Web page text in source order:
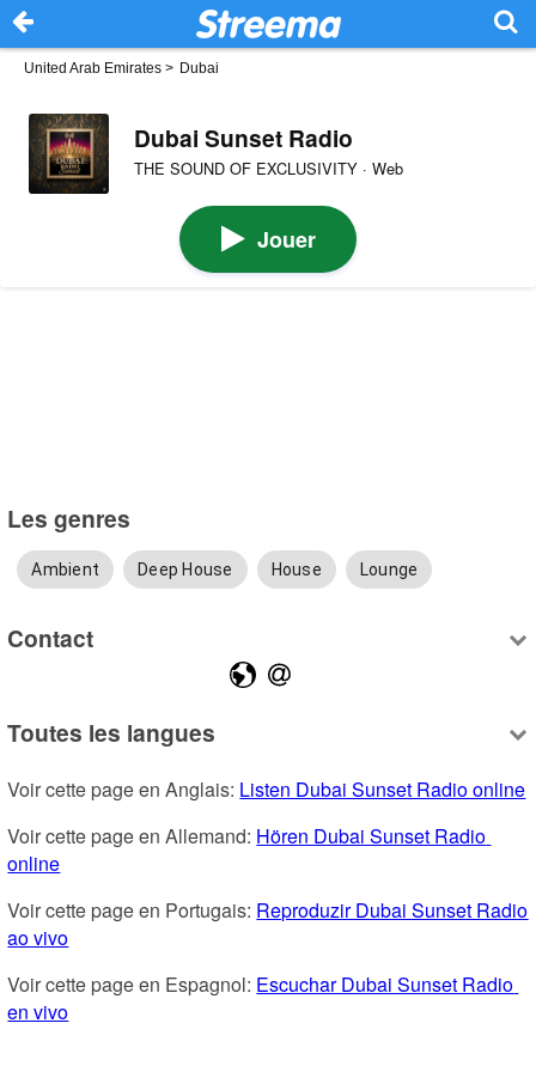
United Arab Emirates > Dubai
Dubai Sunset Radio
THE SOUND OF EXCLUSIVITY · Web
Jouer
Les genres
Ambient Deep House House Lounge
Contact
Toutes les langues
Voir cette page en Anglais: Listen Dubai Sunset Radio online
Voir cette page en Allemand: Hören Dubai Sunset Radio
online
Voir cette page en Portugais: Reproduzir Dubai Sunset Radio
ao vivo
Voir cette page en Espagnol: Escuchar Dubai Sunset Radio
en vivo